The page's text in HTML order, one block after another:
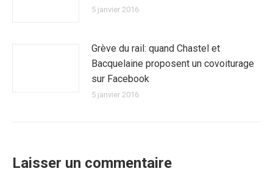
5 janvier 2016
Grève du rail: quand Chastel et
Bacquelaine proposent un covoiturage
sur Facebook
5 janvier 2016
Laisser un commentaire